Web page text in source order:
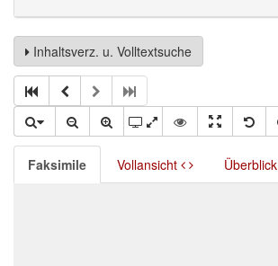
Inhaltsverz. u. Volltextsuche
Faksimile Vollansicht Überblick